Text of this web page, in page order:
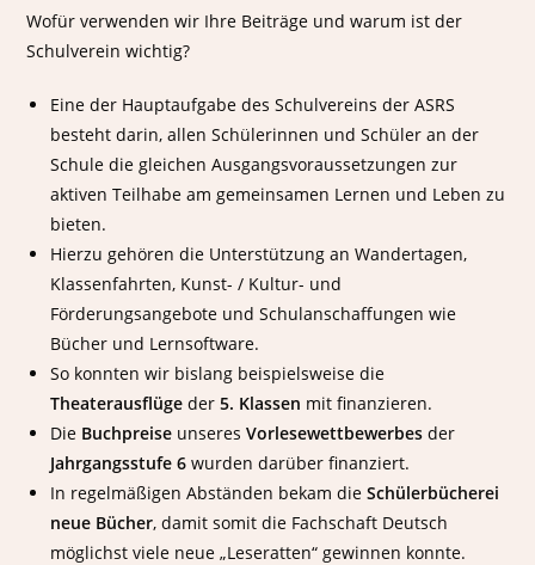
c
e
t
r
s
c
h
f
t
e
n
a
g
i
e
t
s
i
c
s
a
e
n
z
m
A
b
s
h
l
u
s
u
n
s
e
r
e
e
w
e
t
b
e
w
r
b
2
0
0
:
S
u
Wofür verwenden wir Ihre Beiträge und warum ist der
Schulverein wichtig?
Eine der Hauptaufgabe des Schulvereins der ASRS
besteht darin, allen Schülerinnen und Schüler an der
Schule die gleichen Ausgangsvoraussetzungen zur
aktiven Teilhabe am gemeinsamen Lernen und Leben zu
bieten.
Hierzu gehören die Unterstützung an Wandertagen,
Klassenfahrten, Kunst- / Kultur- und
Förderungsangebote und Schulanschaffungen wie
Bücher und Lernsoftware.
So konnten wir bislang beispielsweise die
Theaterausflüge der5. Klassen mit finanzieren.
Die Buchpreise unseresVorlesewettbewerbes der
Jahrgangsstufe 6 wurden darüber finanziert.
In regelmäßigen Abständen bekam dieSchülerbücherei
neue Bücher, damit somit die Fachschaft Deutsch
möglichst viele neue „Leseratten“ gewinnen konnte.